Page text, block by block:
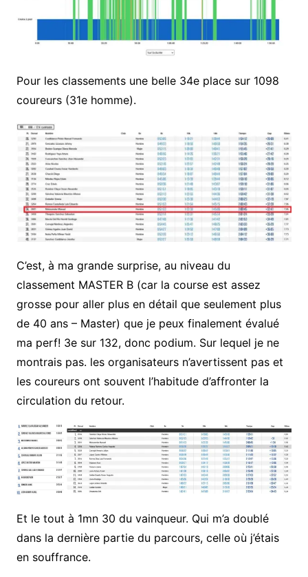
Pour les classements une belle 34e place sur 1098
coureurs (31e homme).
C’est, à ma grande surprise, au niveau du
classement MASTER B (car la course est assez
grosse pour aller plus en détail que seulement plus
de 40 ans – Master) que je peux finalement évalué
ma perf! 3e sur 132, donc podium. Sur lequel je ne
montrais pas. les organisateurs n’avertissent pas et
les coureurs ont souvent l’habitude d’affronter la
circulation du retour.
Et le tout à 1mn 30 du vainqueur. Qui m’a doublé
dans la dernière partie du parcours, celle où j’étais
en souffrance.